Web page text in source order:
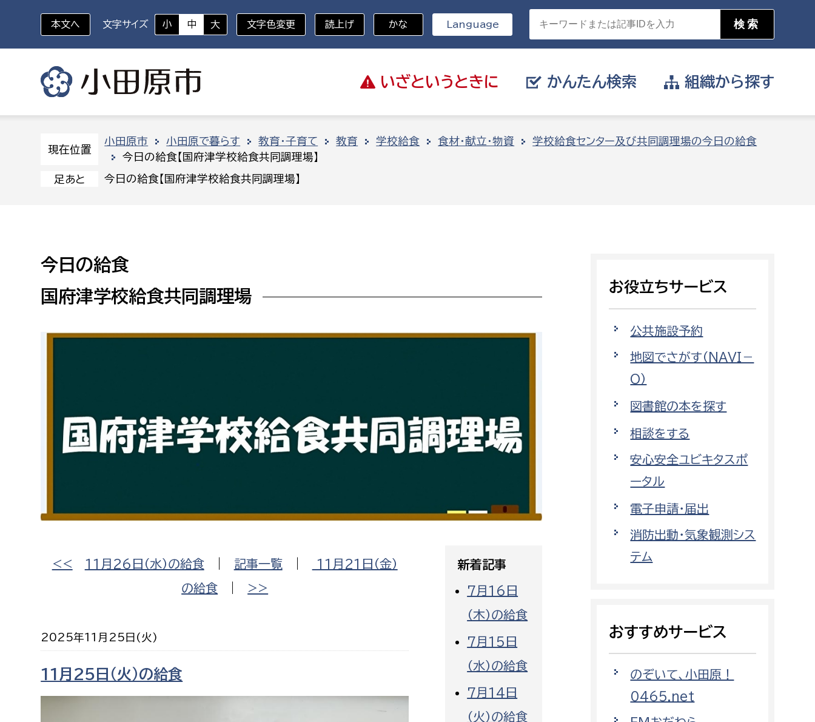
いざと いうときに
いざというときに
休日救急外来 防災・ハザードマップ
かんたん検索
対象者を選択
新生児・乳幼児
障がい者
求職者
ペット
分野を選択
都市基盤
観光
目的を選択
相談をしたい
働きたい
小田原のことを知りたい
イベント・講座などに参加したい
組織から探す
組織から探す
人権・男女共同参画課
戸籍住民課
文化財課
図書館
環境部
環境政策課
ゼロカーボン推進課
環境保護課
環境事業センター
福祉健康部
保険課
子ども若者部
子ども政策課
保育課
経済部
農政課
水産海浜課
都市政策課
開発審査課
市立総合医療センター 消防
本文へ 文字サイズ 小 中 大 文字色変更 読上げ かな Language
現在位置
小田原市 小田原で暮らす 教育・子育て 教育 学校給食 食材・献立・物資
学校給食センター及び共同調理場の今日の給食
今日の給食【国府津学校給食共同調理場】
足あと 今日の給食【国府津学校給食共同調理場】
今日の給食
国府津学校給食共同調理場
<< 11月26日（水）の給食| 記事一覧|
11月21日（金）
の給食
>>
2025年11月25日(火)
11月25日（火）の給食
新着記事
7月16日
（木）の給食
7月15日
（水）の給食
7月14日
（火）の給食
お役立ちサービス
公共施設予約
地図でさがす（NAVI－
O）
図書館の本を探す
相談をする
安心安全ユビキタスポ
ータル
電子申請・届出
消防出動・気象観測シス
テム
おすすめサービス
のぞいて、小田原！
0465.net